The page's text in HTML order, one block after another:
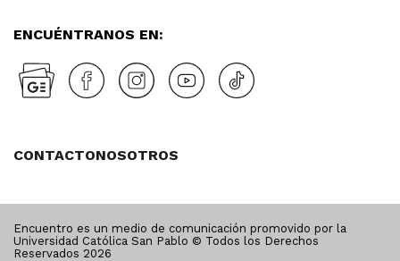
ENCUÉNTRANOS EN:
CONTACTONOSOTROS
Encuentro es un medio de comunicación promovido por la
Universidad Católica San Pablo © Todos los Derechos
Reservados 2026